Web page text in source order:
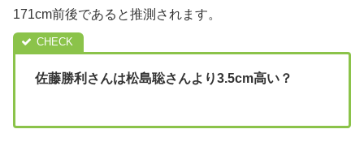
171cm前後であると推測されます。
佐藤勝利さんは松島聡さんより3.5cm高い？